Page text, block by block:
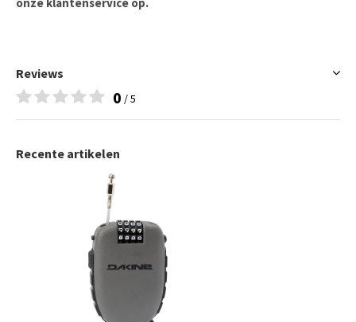
Reviews
0 / 5
Recente artikelen